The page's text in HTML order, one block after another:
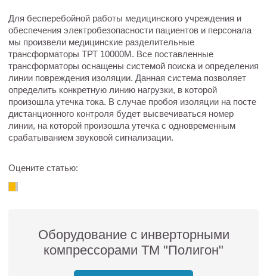
Для бесперебойной работы медицинского учреждения и
обеспечения электробезопасности пациентов и персонала
мы произвели медицинские разделительные
трансформаторы ТРТ 10000М. Все поставленные
трансформаторы оснащены системой поиска и определения
линии повреждения изоляции. Данная система позволяет
определить конкретную линию нагрузки, в которой
произошла утечка тока. В случае пробоя изоляции на посте
дистанционного контроля будет высвечиваться номер
линии, на которой произошла утечка с одновременным
срабатыванием звуковой сигнализации.
Оцените статью:
Оборудование с инверторными
компрессорами ТМ "Полигон"